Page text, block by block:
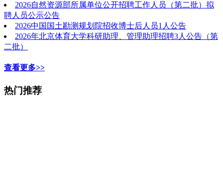
2026自然资源部所属单位公开招聘工作人员（第二批）拟
聘人员公示公告
2026中国国土勘测规划院招收博士后人员1人公告
2026年北京体育大学科研助理、管理助理招聘3人公告（第
二批）
查看更多>>
热门推荐